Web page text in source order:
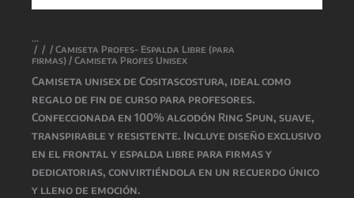
/ / / Camiseta Profes- Espalda Libre (para
firmas) / Camiseta Profes Unisex
Camiseta unisex de Cositascostura, ideal como
regalo de fin de curso para profesores.
Confeccionada en 100% algodón Ring Spun, suave,
transpirable y resistente. Incluye diseño exclusivo
en el frontal y espalda libre para firmas y
dedicatorias, convirtiéndola en un recuerdo único
y lleno de emoción.